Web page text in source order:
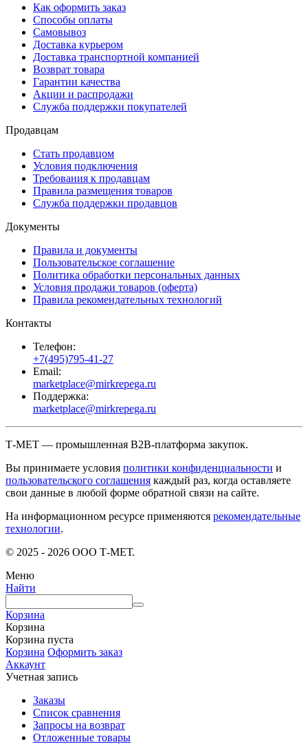
Как оформить заказ
Способы оплаты
Самовывоз
Доставка курьером
Доставка транспортной компанией
Возврат товара
Гарантии качества
Акции и распродажи
Служба поддержки покупателей
Продавцам
Стать продавцом
Условия подключения
Требования к продавцам
Правила размещения товаров
Служба поддержки продавцов
Документы
Правила и документы
Пользовательское соглашение
Политика обработки персональных данных
Условия продажи товаров (оферта)
Правила рекомендательных технологий
Контакты
Телефон:
+7(495)795-41-27
Email:
marketplace@mirkrepega.ru
Поддержка:
marketplace@mirkrepega.ru
Т-МЕТ — промышленная B2B-платформа закупок.
Вы принимаете условия политики конфиденциальности и
пользовательского соглашения каждый раз, когда оставляете
свои данные в любой форме обратной связи на сайте.
На информационном ресурсе применяются рекомендательные
технологии.
© 2025 - 2026 ООО Т-МЕТ.
Меню
Найти
Корзина
Корзина
Корзина пуста
Корзина Оформить заказ
Аккаунт
Учетная запись
Заказы
Список сравнения
Запросы на возврат
Отложенные товары